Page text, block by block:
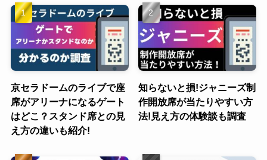
京セラドームのライブで座
席がアリーナになるゲート
はどこ？スタンド席との見
え方の違いも紹介!
知らないと損!ジャニーズ制
作開放席が当たりやすい方
法!見え方の体験談も調査